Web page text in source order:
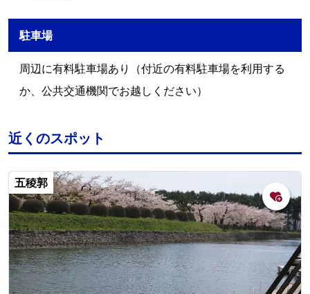
駐車場
周辺に有料駐車場あり（付近の有料駐車場を利用する
か、公共交通機関でお越しください）
近くのスポット
五稜郭